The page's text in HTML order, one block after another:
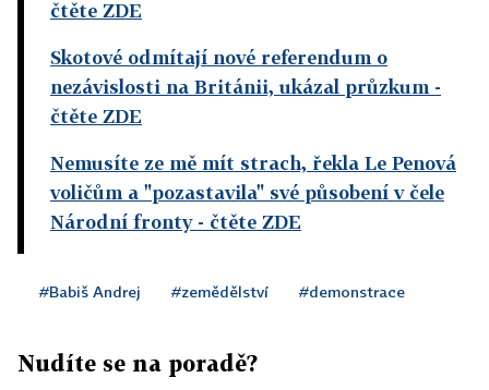
čtěte ZDE
Skotové odmítají nové referendum o
nezávislosti na Británii, ukázal průzkum -
čtěte ZDE
Nemusíte ze mě mít strach, řekla Le Penová
voličům a "pozastavila" své působení v čele
Národní fronty- čtěte ZDE
#Babiš Andrej #zemědělství #demonstrace
Nudíte se na poradě?